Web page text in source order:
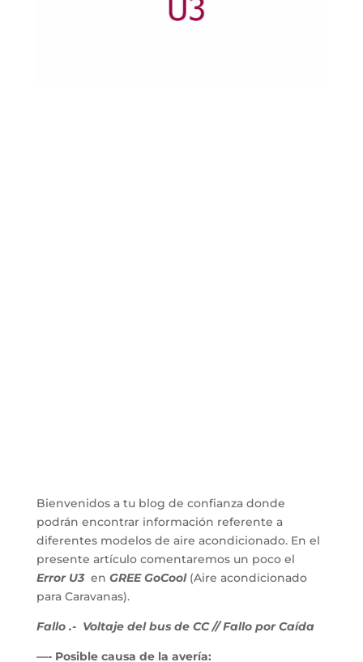
Bienvenidos a tu blog de confianza donde
podrán encontrar información referente a
diferentes modelos de aire acondicionado. En el
presente artículo comentaremos un poco el
Error U3en GREE GoCool(Aire acondicionado
para Caravanas).
Fallo .- Voltaje del bus de CC // Fallo por Caída
—- Posible causa de la avería: